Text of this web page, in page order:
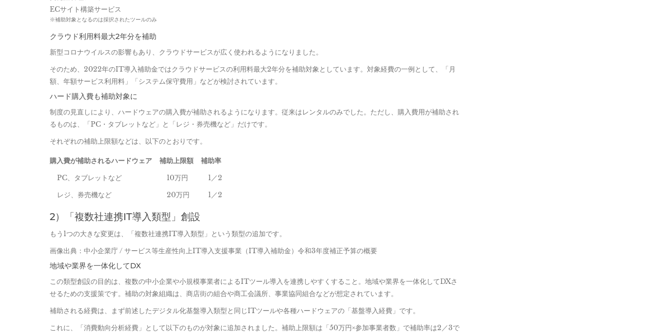
ECサイト構築サービス
※補助対象となるのは採択されたツールのみ
クラウド利用料最大2年分を補助
新型コロナウイルスの影響もあり、クラウドサービスが広く使われるようになりました。
そのため、2022年のIT導入補助金ではクラウドサービスの利用料最大2年分を補助対象としています。対象経費の一例として、「月
額、年額サービス利用料」「システム保守費用」などが検討されています。
ハード購入費も補助対象に
制度の見直しにより、ハードウェアの購入費が補助されるようになります。従来はレンタルのみでした。ただし、購入費用が補助され
るものは、「PC・タブレットなど」と「レジ・券売機など」だけです。
それぞれの補助上限額などは、以下のとおりです。
購入費が補助されるハードウェア 補助上限額
補助率
PC、タブレットなど
10万円
1／2
レジ、券売機など
20万円 1／2
2）「複数社連携IT導入類型」創設
もう1つの大きな変更は、「複数社連携IT導入類型」という類型の追加です。
画像出典：中小企業庁 / サービス等生産性向上IT導入支援事業（IT導入補助金）令和3年度補正予算の概要
地域や業界を一体化してDX
この類型創設の目的は、複数の中小企業や小規模事業者によるITツール導入を連携しやすくすること。地域や業界を一体化してDXさ
せるための支援策です。補助の対象組織は、商店街の組合や商工会議所、事業協同組合などが想定されています。
補助される経費は、まず前述したデジタル化基盤導入類型と同じITツールや各種ハードウェアの「基盤導入経費」です。
これに、「消費動向分析経費」として以下のものが対象に追加されました。補助上限額は「50万円×参加事業者数」で補助率は2／3で